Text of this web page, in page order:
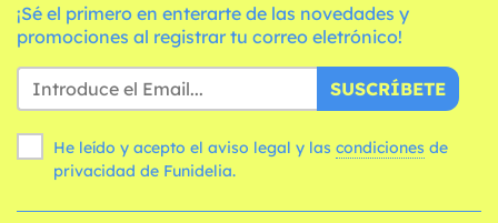
¡Sé el primero en enterarte de las novedades y
promociones al registrar tu correo eletrónico!
SUSCRÍBETE
He leído y acepto el aviso legal y las condiciones
privacidad de Funidelia.